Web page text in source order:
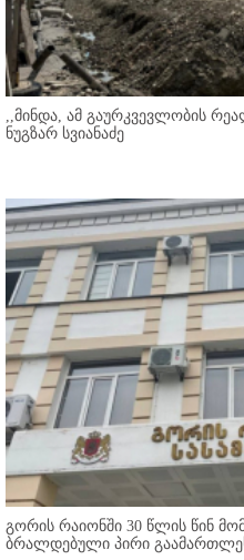
,,მინდა, ამ გაურკვევლობის
ნუგზარ სვიანაძე
გორის რაიონში 30 წლის წინ
ბრალდებული პირი